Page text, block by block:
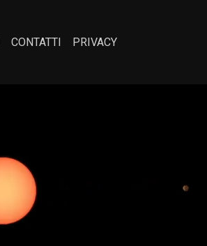
CONTATTI PRIVACY